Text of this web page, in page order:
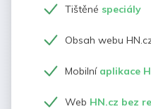
Tištěné speciály
Obsah webu
Mobilní aplikace
Web HN.cz bez